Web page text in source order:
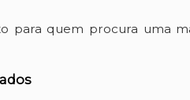
para quem procura uma